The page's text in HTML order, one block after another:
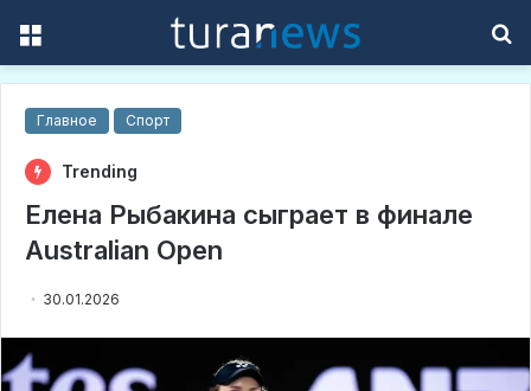
Главное Спорт
Trending
Елена Рыбакина сыграет в финале
Australian Open
30.01.2026